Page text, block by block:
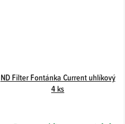
ND Filter Fontánka Current uhlíkový
4 ks